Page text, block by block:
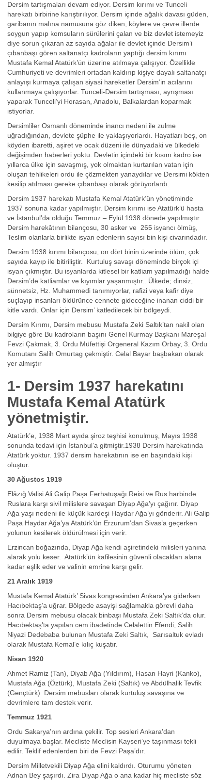
Dersim tartışmaları devam ediyor. Dersim kırımı ve Tunceli
harekatı birbirine karıştırılıyor. Dersim içinde ağalık davası güden,
garibanın malına namusuna göz diken, köylere ve çevre illerde
soygun yapıp komsuların sürülerini çalan ve biz devlet istemeyiz
diye sorun çıkaran az sayıda ağalar ile devlet içinde Dersim’i
çıbanbaşı gören saltanatçı kadroların yaptığı dersim kırımı
Mustafa Kemal Atatürk’ün üzerine atılmaya çalışıyor. Özellikle
Cumhuriyeti ve devrimleri ortadan kaldırıp kişiye dayalı saltanatçı
anlayışı kurmaya çalışan siyasi hareketler Dersim’in acılarını
kullanmaya çalışıyorlar. Tunceli-Dersim tartışması, ayrışması
yaparak Tunceli’yi Horasan, Anadolu, Balkalardan koparmak
istiyorlar.
Dersimliler Osmanlı döneminde inancı nedeni ile zulme
uğradığından, devlete şüphe ile yaklaşıyorlardı. Hayatları beş, on
köyden ibaretti, aşiret ve ocak düzeni ile dünyadaki ve ülkedeki
değişimden haberleri yoktu. Devletin içindeki bir kısım kadro ise
yıllarca ülke için savaşmış, yok olmaktan kurtarılan vatan için
oluşan tehlikeleri ordu ile çözmekten yanaydılar ve Dersimi kökten
kesilip atılması gereke çıbanbaşı olarak görüyorlardı.
Dersim 1937 harekatı Mustafa Kemal Atatürk’ün yönetiminde
1937 sonuna kadar yapılmıştır. Dersim kırımı ise Atatürk’ü hasta
ve İstanbul’da olduğu Temmuz – Eylül 1938 dönede yapılmıştır.
Dersim harekâtının bilançosu, 30 asker ve 265 isyancı ölmüş,
Teslim olanlarla birlikte isyan edenlerin sayısı bin kişi civarındadır.
Dersim 1938 kırımı bilançosu, on dört binin üzerinde ölüm, çok
sayıda kayıp ile bitiriliştir. Kurtuluş savaşı döneminde birçok içi
isyan çıkmıştır. Bu isyanlarda kitlesel bir katliam yapılmadığı halde
Dersim’de katliamlar ve kıyımlar yaşanmıştır.. Ülkede; dinsiz,
sünnetsiz, Hz. Muhammedi tanımıyorlar, rafizi veya kafir diye
suçlayıp insanları öldürünce cennete gideceğine inanan ciddi bir
kitle vardı. Onlar için Dersim’ katledilecek bir bölgeydi.
Dersim Kırımı, Dersim mebusu Mustafa Zeki Saltık’tan nakil olan
bilgiye göre Bu kadroların başını Genel Kurmay Başkanı Mareşal
Fevzi Çakmak, 3. Ordu Müfettişi Orgeneral Kazım Orbay, 3. Ordu
Komutanı Salih Omurtag çekmiştir. Celal Bayar başbakan olarak
yer almıştır
1- Dersim 1937 harekatını
Mustafa Kemal Atatürk
yönetmiştir.
Atatürk’e, 1938 Mart ayıda şiroz teşhisi konulmuş, Mayıs 1938
sonunda tedavi için İstanbul’a gitmiştir.1938 Dersim harekatında
Atatürk yoktur. 1937 dersim harekatının ise en başındaki kişi
oluştur.
30 Ağustos 1919
Elâzığ Valisi Ali Galip Paşa Ferhatuşağı Reisi ve Rus harbinde
Ruslara karşı sivil milislere savaşan Diyap Ağa’yı çağırır. Diyap
Ağa yaşı nedeni ile küçük kardeşi Haydar Ağa’yı gönderir. Ali Galip
Paşa Haydar Ağa’ya Atatürk’ün Erzurum’dan Sivas’a geçerken
yolunun kesilerek öldürülmesi için verir.
Erzincan boğazında, Diyap Ağa kendi aşiretindeki milisleri yanına
alarak yolu keser. Atatürk’ün kafilesinin güvenli olacakları alana
kadar eşlik eder ve valinin emrine karşı gelir.
21 Aralık 1919
Mustafa Kemal Atatürk’ Sivas kongresinden Ankara’ya giderken
Hacıbektaş’a uğrar. Bölgede asayişi sağlamakla görevli daha
sonra Dersim mebusu olacak binbaşı Mustafa Zeki Saltık’da olur.
Hacıbektaş’ta yapılan cem ibadetinde Celalettin Efendi, Salih
Niyazi Dedebaba bulunan Mustafa Zeki Saltık, Sarısaltuk evladı
olarak Mustafa Kemal’e kılıç kuşatır.
Nisan 1920
Ahmet Ramiz (Tan), Diyab Ağa (Yıldırım), Hasan Hayri (Kanko),
Mustafa Ağa (Öztürk), Mustafa Zeki (Saltık) ve Abdülhalik Tevfik
(Gençtürk) Dersim mebusları olarak kurtuluş savaşına ve
devrimlere tam destek verir.
Temmuz 1921
Ordu Sakarya’nın ardına çekilir. Top sesleri Ankara’dan
duyulmaya başlar. Mecliste Meclisin Kayseri’ye taşınması tekli
edilir. Teklif edenlerden biri de Fevzi Paşa’dır.
Dersim Milletvekili Diyap Ağa elini kaldırdı. Oturumu yöneten
Adnan Bey şaşırdı. Zira Diyap Ağa o ana kadar hiç mecliste söz